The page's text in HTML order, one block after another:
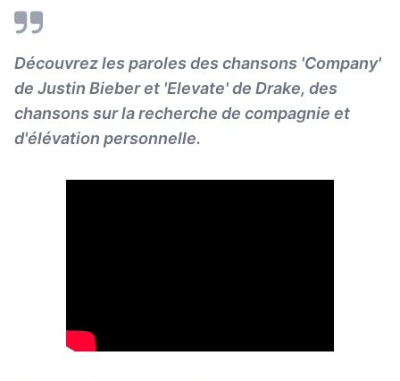
Découvrez les paroles des chansons 'Company'
de Justin Bieber et 'Elevate' de Drake, des
chansons sur la recherche de compagnie et
d'élévation personnelle.